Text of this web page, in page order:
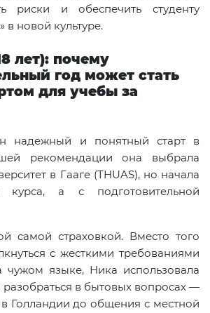
риски и обеспечить студенту
в новой культуре.
лет): почему
год может стать
для учебы за
надежный и понятный старт в
рекомендации она выбрала
в Гааге (THUAS), но начала
а с подготовительной
самой страховкой. Вместо того
с жесткими требованиями
чужом языке, Ника использовала
разобраться в бытовых вопросах —
Голландии до общения с местной